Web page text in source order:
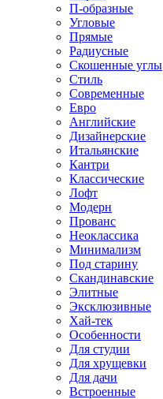
П-образные
Угловые
Прямые
Радиусные
Скошенные углы
Стиль
Современные
Евро
Английские
Дизайнерские
Итальянские
Кантри
Классические
Лофт
Модерн
Прованс
Неоклассика
Минимализм
Под старину
Скандинавские
Элитные
Эксклюзивные
Хай-тек
Особенности
Для студии
Для хрущевки
Для дачи
Встроенные